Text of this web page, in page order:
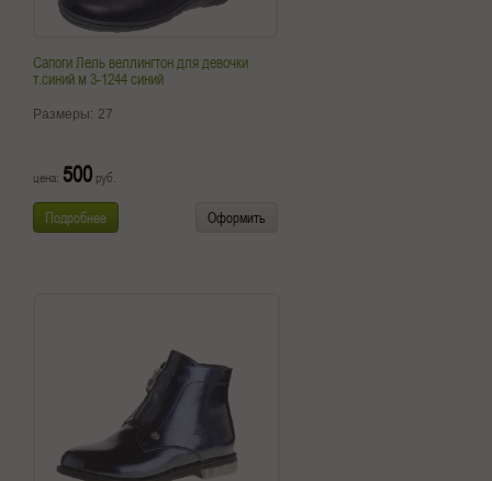
Сапоги Лель веллингтон для девочки
т.синий м 3-1244 синий
Размеры: 27
цена: 500 руб.
Подробнее Оформить